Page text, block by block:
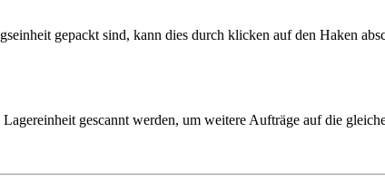
gepackt sind, kann dies durch klicken auf den Haken
gescannt werden, um weitere Aufträge auf die